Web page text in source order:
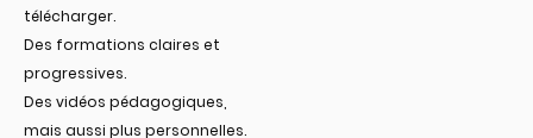
télécharger.
Des formations claires et
progressives.
Des vidéos pédagogiques,
mais aussi plus personnelles.